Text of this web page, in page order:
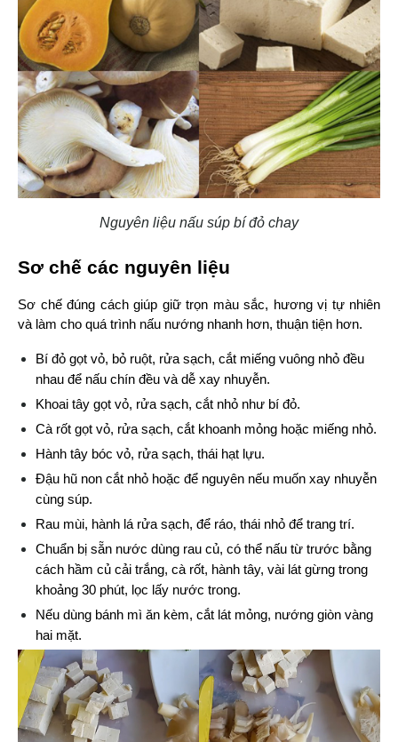
Nguyên liệu nấu súp bí đỏ chay
Sơ chế các nguyên liệu
Sơ chế đúng cách giúp giữ trọn màu sắc, hương vị tự nhiên
và làm cho quá trình nấu nướng nhanh hơn, thuận tiện hơn.
Bí đỏ gọt vỏ, bỏ ruột, rửa sạch, cắt miếng vuông nhỏ đều
nhau để nấu chín đều và dễ xay nhuyễn.
Khoai tây gọt vỏ, rửa sạch, cắt nhỏ như bí đỏ.
Cà rốt gọt vỏ, rửa sạch, cắt khoanh mỏng hoặc miếng nhỏ.
Hành tây bóc vỏ, rửa sạch, thái hạt lựu.
Đậu hũ non cắt nhỏ hoặc để nguyên nếu muốn xay nhuyễn
cùng súp.
Rau mùi, hành lá rửa sạch, để ráo, thái nhỏ để trang trí.
Chuẩn bị sẵn nước dùng rau củ, có thể nấu từ trước bằng
cách hầm củ cải trắng, cà rốt, hành tây, vài lát gừng trong
khoảng 30 phút, lọc lấy nước trong.
Nếu dùng bánh mì ăn kèm, cắt lát mỏng, nướng giòn vàng
hai mặt.